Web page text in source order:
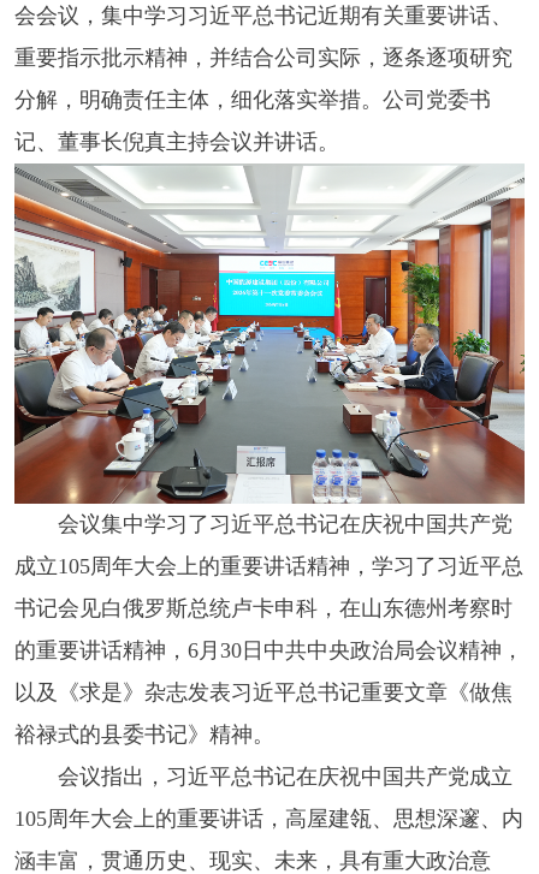
会会议，集中学习习近平总书记近期有关重要讲话、
重要指示批示精神，并结合公司实际，逐条逐项研究
分解，明确责任主体，细化落实举措。公司党委书
记、董事长倪真主持会议并讲话。
会议集中学习了习近平总书记在庆祝中国共产党
成立105周年大会上的重要讲话精神，学习了习近平总
书记会见白俄罗斯总统卢卡申科，在山东德州考察时
的重要讲话精神，6月30日中共中央政治局会议精神，
以及《求是》杂志发表习近平总书记重要文章《做焦
裕禄式的县委书记》精神。
会议指出，习近平总书记在庆祝中国共产党成立
105周年大会上的重要讲话，高屋建瓴、思想深邃、内
涵丰富，贯通历史、现实、未来，具有重大政治意